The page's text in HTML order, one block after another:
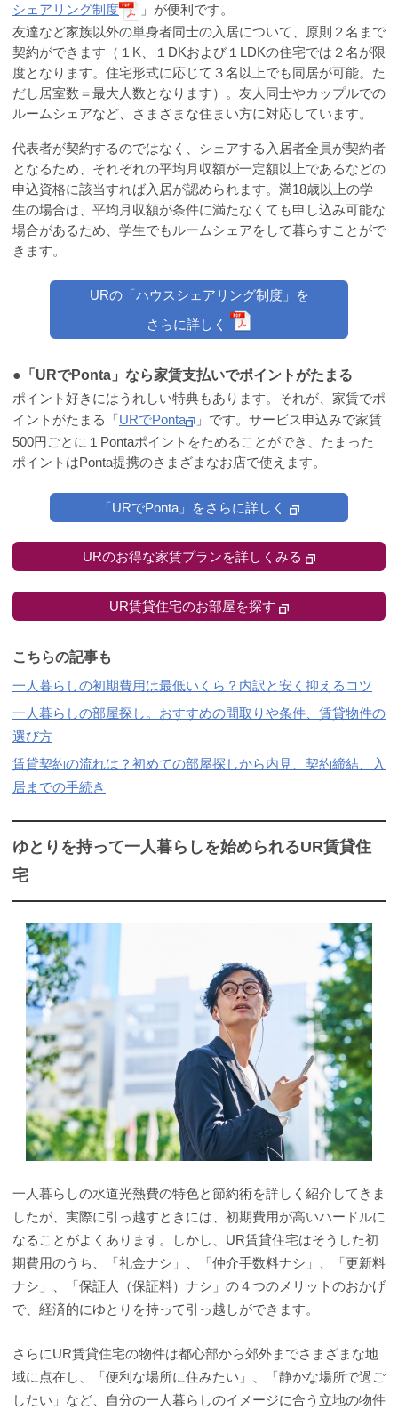
シェアリング制度
」が便利です。
友達など家族以外の単身者同士の入居について、原則２名まで
契約ができます（１K、１DKおよび１LDKの住宅では２名が限
度となります。住宅形式に応じて３名以上でも同居が可能。た
だし居室数＝最大人数となります）。友人同士やカップルでの
ルームシェアなど、さまざまな住まい方に対応しています。
代表者が契約するのではなく、シェアする入居者全員が契約者
となるため、それぞれの平均月収額が一定額以上であるなどの
申込資格に該当すれば入居が認められます。満18歳以上の学
生の場合は、平均月収額が条件に満たなくても申し込み可能な
場合があるため、学生でもルームシェアをして暮らすことがで
きます。
URの「ハウスシェアリング制度」を
さらに詳しく
●「URでPonta」なら家賃支払いでポイントがたまる
ポイント好きにはうれしい特典もあります。それが、家賃でポ
イントがたまる「URでPonta
」です。サービス申込みで家賃
500円ごとに１Pontaポイントをためることができ、たまった
ポイントはPonta提携のさまざまなお店で使えます。
「URでPonta」をさらに詳しく
URのお得な家賃プランを詳しくみる
UR賃貸住宅のお部屋を探す
こちらの記事も
一人暮らしの初期費用は最低いくら？内訳と安く抑えるコツ
一人暮らしの部屋探し。おすすめの間取りや条件、賃貸物件の
選び方
賃貸契約の流れは？初めての部屋探しから内見、契約締結、入
居までの手続き
ゆとりを持って一人暮らしを始められるUR賃貸住
宅
一人暮らしの水道光熱費の特色と節約術を詳しく紹介してきま
したが、実際に引っ越すときには、初期費用が高いハードルに
なることがよくあります。しかし、UR賃貸住宅はそうした初
期費用のうち、「礼金ナシ」、「仲介手数料ナシ」、「更新料
ナシ」、「保証人（保証料）ナシ」の４つのメリットのおかげ
で、経済的にゆとりを持って引っ越しができます。
さらにUR賃貸住宅の物件は都心部から郊外までさまざまな地
域に点在し、「便利な場所に住みたい」、「静かな場所で過ご
したい」など、自分の一人暮らしのイメージに合う立地の物件